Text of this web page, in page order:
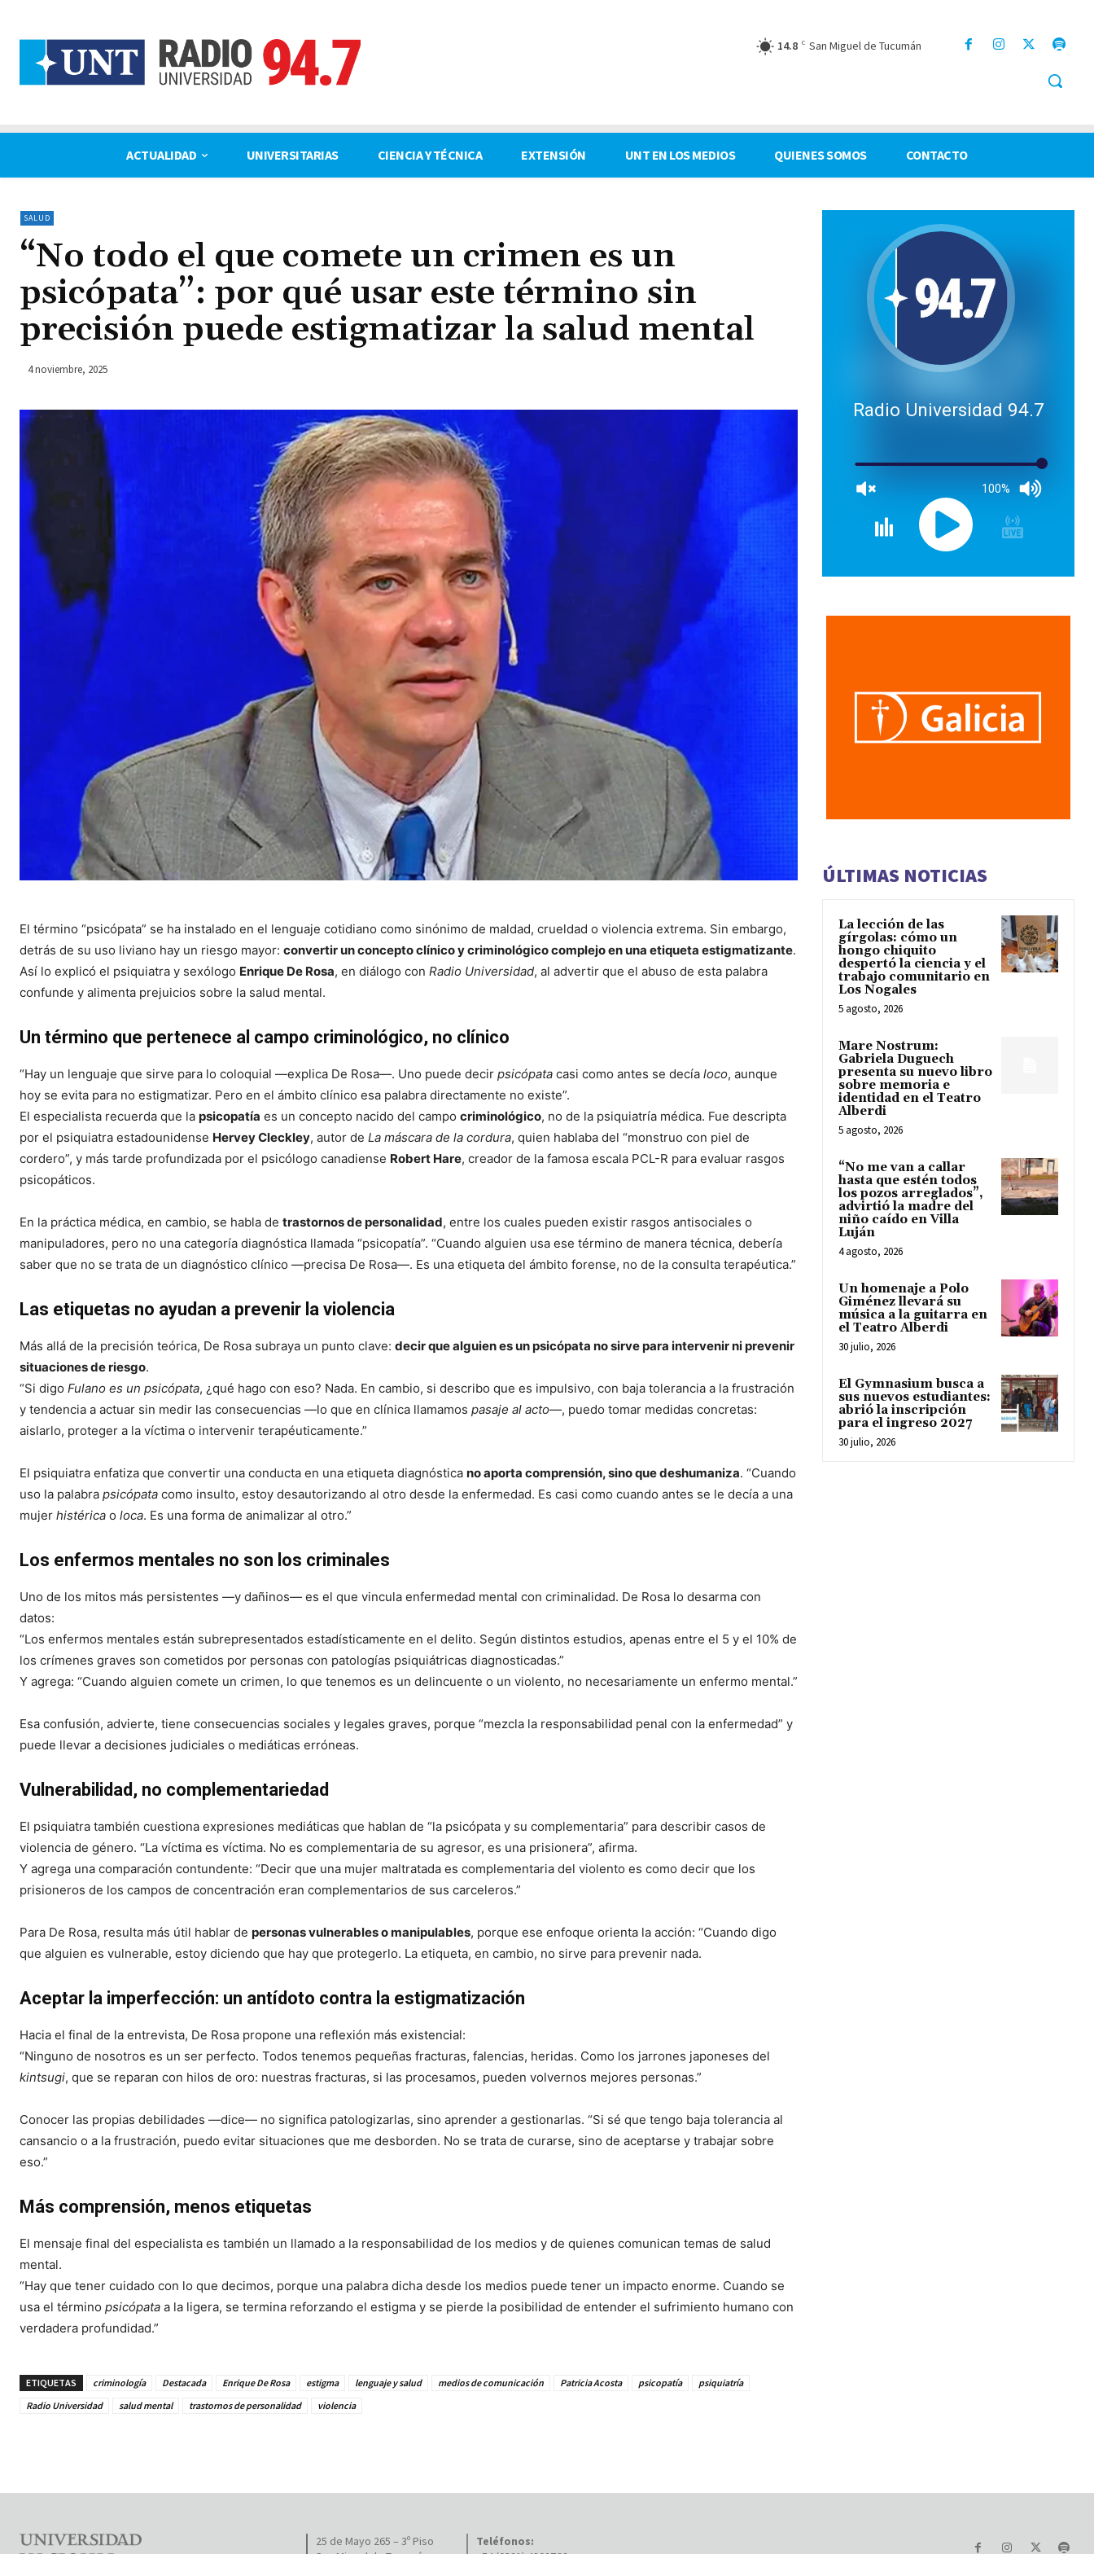
14.8 C San Miguel de Tucumán
ACTUALIDAD UNIVERSITARIAS CIENCIA Y TÉCNICA EXTENSIÓN UNT EN LOS MEDIOS QUIENES SOMOS CONTACTO
SALUD
“No todo el que comete un crimen es un
psicópata”: por qué usar este término sin
precisión puede estigmatizar la salud mental
4 noviembre, 2025
El término “psicópata” se ha instalado en el lenguaje cotidiano como sinónimo de maldad, crueldad o violencia extrema. Sin embargo,
detrás de su uso liviano hay un riesgo mayor: convertir un concepto clínico y criminológico complejo en una etiqueta estigmatizante.
Así lo explicó el psiquiatra y sexólogo Enrique De Rosa, en diálogo con Radio Universidad, al advertir que el abuso de esta palabra
confunde y alimenta prejuicios sobre la salud mental.
Un término que pertenece al campo criminológico, no clínico
“Hay un lenguaje que sirve para lo coloquial —explica De Rosa—. Uno puede decir psicópata casi como antes se decía loco, aunque
hoy se evita para no estigmatizar. Pero en el ámbito clínico esa palabra directamente no existe”.
El especialista recuerda que la psicopatía es un concepto nacido del campo criminológico, no de la psiquiatría médica. Fue descripta
por el psiquiatra estadounidense Hervey Cleckley, autor de La máscara de la cordura, quien hablaba del “monstruo con piel de
cordero”, y más tarde profundizada por el psicólogo canadiense Robert Hare, creador de la famosa escala PCL-R para evaluar rasgos
psicopáticos.
En la práctica médica, en cambio, se habla de trastornos de personalidad, entre los cuales pueden existir rasgos antisociales o
manipuladores, pero no una categoría diagnóstica llamada “psicopatía”. “Cuando alguien usa ese término de manera técnica, debería
saber que no se trata de un diagnóstico clínico —precisa De Rosa—. Es una etiqueta del ámbito forense, no de la consulta terapéutica.”
Las etiquetas no ayudan a prevenir la violencia
Más allá de la precisión teórica, De Rosa subraya un punto clave: decir que alguien es un psicópata no sirve para intervenir ni prevenir
situaciones de riesgo.
“Si digo Fulano es un psicópata, ¿qué hago con eso? Nada. En cambio, si describo que es impulsivo, con baja tolerancia a la frustración
y tendencia a actuar sin medir las consecuencias —lo que en clínica llamamos pasaje al acto—, puedo tomar medidas concretas:
aislarlo, proteger a la víctima o intervenir terapéuticamente.”
El psiquiatra enfatiza que convertir una conducta en una etiqueta diagnóstica no aporta comprensión, sino que deshumaniza. “Cuando
uso la palabra psicópata como insulto, estoy desautorizando al otro desde la enfermedad. Es casi como cuando antes se le decía a una
mujer histérica o loca. Es una forma de animalizar al otro.”
Los enfermos mentales no son los criminales
Uno de los mitos más persistentes —y dañinos— es el que vincula enfermedad mental con criminalidad. De Rosa lo desarma con
datos:
“Los enfermos mentales están subrepresentados estadísticamente en el delito. Según distintos estudios, apenas entre el 5 y el 10% de
los crímenes graves son cometidos por personas con patologías psiquiátricas diagnosticadas.”
Y agrega: “Cuando alguien comete un crimen, lo que tenemos es un delincuente o un violento, no necesariamente un enfermo mental.”
Esa confusión, advierte, tiene consecuencias sociales y legales graves, porque “mezcla la responsabilidad penal con la enfermedad” y
puede llevar a decisiones judiciales o mediáticas erróneas.
Vulnerabilidad, no complementariedad
El psiquiatra también cuestiona expresiones mediáticas que hablan de “la psicópata y su complementaria” para describir casos de
violencia de género. “La víctima es víctima. No es complementaria de su agresor, es una prisionera”, afirma.
Y agrega una comparación contundente: “Decir que una mujer maltratada es complementaria del violento es como decir que los
prisioneros de los campos de concentración eran complementarios de sus carceleros.”
Para De Rosa, resulta más útil hablar de personas vulnerables o manipulables, porque ese enfoque orienta la acción: “Cuando digo
que alguien es vulnerable, estoy diciendo que hay que protegerlo. La etiqueta, en cambio, no sirve para prevenir nada.
Aceptar la imperfección: un antídoto contra la estigmatización
Hacia el final de la entrevista, De Rosa propone una reflexión más existencial:
“Ninguno de nosotros es un ser perfecto. Todos tenemos pequeñas fracturas, falencias, heridas. Como los jarrones japoneses del
kintsugi, que se reparan con hilos de oro: nuestras fracturas, si las procesamos, pueden volvernos mejores personas.”
Conocer las propias debilidades —dice— no significa patologizarlas, sino aprender a gestionarlas. “Si sé que tengo baja tolerancia al
cansancio o a la frustración, puedo evitar situaciones que me desborden. No se trata de curarse, sino de aceptarse y trabajar sobre
eso.”
Más comprensión, menos etiquetas
El mensaje final del especialista es también un llamado a la responsabilidad de los medios y de quienes comunican temas de salud
mental.
“Hay que tener cuidado con lo que decimos, porque una palabra dicha desde los medios puede tener un impacto enorme. Cuando se
usa el término psicópata a la ligera, se termina reforzando el estigma y se pierde la posibilidad de entender el sufrimiento humano con
verdadera profundidad.”
ETIQUETAS criminología Destacada Enrique De Rosa estigma lenguaje y salud medios de comunicación Patricia Acosta psicopatía
psiquiatría
Radio Universidad
salud mental trastornos de personalidad violencia
Radio Universidad 94.7
100%
ÚLTIMAS NOTICIAS
La lección de las
gírgolas: cómo un
hongo chiquito
despertó la ciencia y el
trabajo comunitario en
Los Nogales
5 agosto, 2026
Mare Nostrum:
Gabriela Duguech
presenta su nuevo libro
sobre memoria e
identidad en el Teatro
Alberdi
5 agosto, 2026
“No me van a callar
hasta que estén todos
los pozos arreglados”,
advirtió la madre del
niño caído en Villa
Luján
4 agosto, 2026
Un homenaje a Polo
Giménez llevará su
música a la guitarra en
el Teatro Alberdi
30 julio, 2026
El Gymnasium busca a
sus nuevos estudiantes:
abrió la inscripción
para el ingreso 2027
30 julio, 2026
25 de Mayo 265 – 3º Piso
Teléfonos: